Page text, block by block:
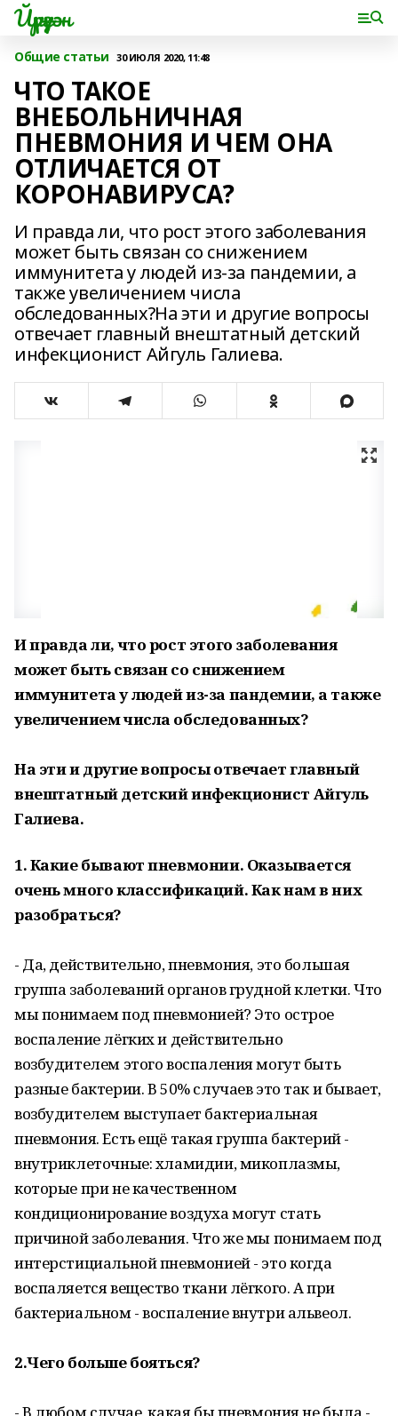
Йүрүҙән
Общие статьи 30 ИЮЛЯ 2020, 11:48
ЧТО ТАКОЕ
ВНЕБОЛЬНИЧНАЯ
ПНЕВМОНИЯ И ЧЕМ ОНА
ОТЛИЧАЕТСЯ ОТ
КОРОНАВИРУСА?
И правда ли, что рост этого заболевания
может быть связан со снижением
иммунитета у людей из-за пандемии, а
также увеличением числа
обследованных?На эти и другие вопросы
отвечает главный внештатный детский
инфекционист Айгуль Галиева.
И правда ли, что рост этого заболевания
может быть связан со снижением
иммунитета у людей из-за пандемии, а также
увеличением числа обследованных?
На эти и другие вопросы отвечает главный
внештатный детский инфекционист Айгуль
Галиева.
1. Какие бывают пневмонии. Оказывается
очень много классификаций. Как нам в них
разобраться?
- Да, действительно, пневмония, это большая
группа заболеваний органов грудной клетки. Что
мы понимаем под пневмонией? Это острое
воспаление лёгких и действительно
возбудителем этого воспаления могут быть
разные бактерии. В 50% случаев это так и бывает,
возбудителем выступает бактериальная
пневмония. Есть ещё такая группа бактерий -
внутриклеточные: хламидии, микоплазмы,
которые при не качественном
кондиционирование воздуха могут стать
причиной заболевания. Что же мы понимаем под
интерстициальной пневмонией - это когда
воспаляется вещество ткани лёгкого. А при
бактериальном - воспаление внутри альвеол.
2.Чего больше бояться?